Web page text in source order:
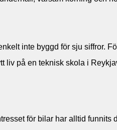
inte byggd för sju siffror.
liv på en teknisk skola i
för bilar har alltid